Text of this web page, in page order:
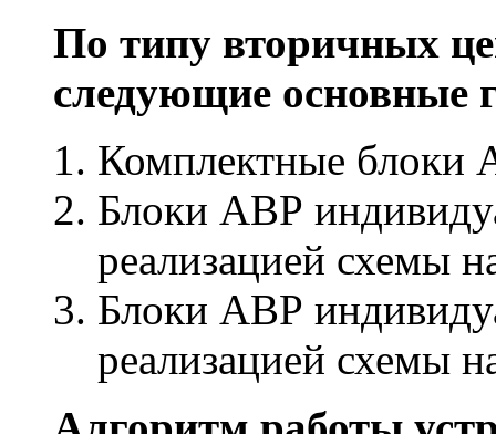
По типу вторичных
следующие основные
Комплектные блоки
Блоки АВР
реализацией схемы
Блоки АВР
реализацией схемы